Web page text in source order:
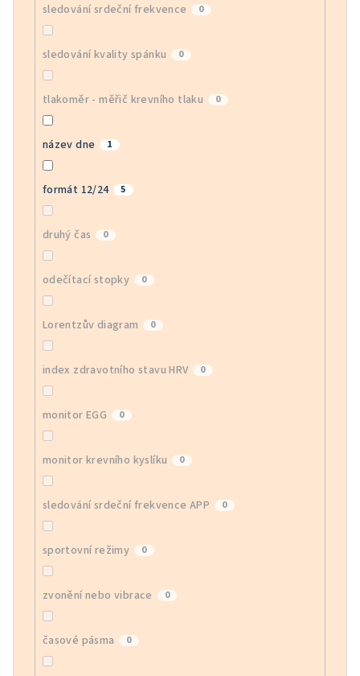
sledování srdeční frekvence 0
sledování kvality spánku 0
tlakoměr - měřič krevního tlaku 0
název dne 1
formát 12/24 5
druhý čas 0
odečítací stopky 0
Lorentzův diagram 0
index zdravotního stavu HRV 0
monitor EGG 0
monitor krevního kyslíku 0
sledování srdeční frekvence APP 0
sportovní režimy 0
zvonění nebo vibrace 0
časové pásma 0